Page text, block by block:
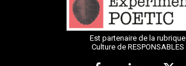
Est partenaire de la rubrique
Culture de RESPONSABLES